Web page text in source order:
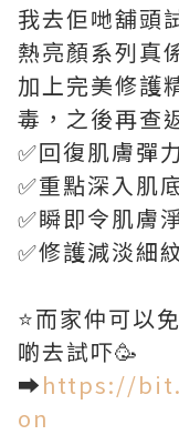
我去佢哋舖
熱亮顏系列真
加上完美修護
毒，之後再查
✅回復肌膚彈力
✅重點深入肌
✅瞬即令肌膚
✅修護減淡細
⭐️而家仲可以
啲去試吓🥳
➡️https://
on